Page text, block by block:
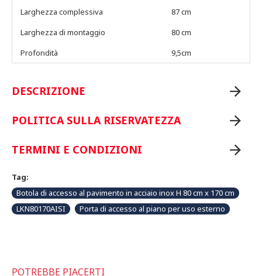
Larghezza complessiva
87 cm
Larghezza di montaggio
80 cm
Profondità
9,5cm
DESCRIZIONE
POLITICA SULLA RISERVATEZZA
TERMINI E CONDIZIONI
Tag:
Botola di accesso al pavimento in acciaio inox H 80 cm x 170 cm
LKN80170AISI
Porta di accesso al piano per uso esterno
POTREBBE PIACERTI